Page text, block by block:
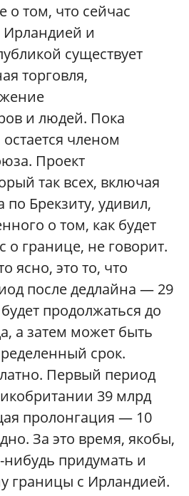
о том, что сейчас
и
существует
торговля,
и людей. Пока
членом
Проект
так всех, включая
Брекзиту, удивил,
о том, как будет
о границе, не говорит.
ясно, это то, что
после дедлайна — 29
продолжаться до
а затем может быть
срок.
Первый период
39 млрд
пролонгация — 10
За это время, якобы,
придумать и
границы с Ирландией.